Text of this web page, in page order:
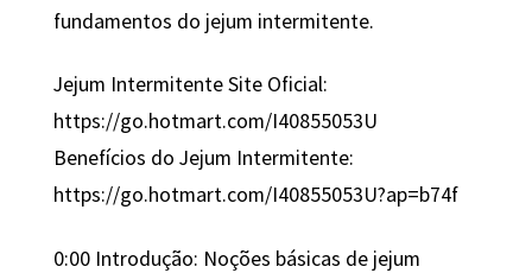
fundamentos do jejum intermitente.
Jejum Intermitente Site Oficial:
https://go.hotmart.com/I40855053U
Benefícios do Jejum Intermitente:
https://go.hotmart.com/I40855053U?ap=b74f
0:00 Introdução: Noções básicas de jejum